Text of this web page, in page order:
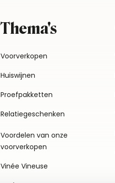
Thema's
Voorverkopen
Huiswijnen
Proefpakketten
Relatiegeschenken
Voordelen van onze
voorverkopen
Vinée Vineuse